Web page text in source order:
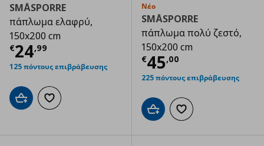
SMÅSPORRE
πάπλωμα ελαφρύ,
150x200 cm
€24,99
Τρέχουσα τιμή € 24,99
125 πόντους επιβράβευσης
Προσθήκη στο καλάθι
Προσθήκη στα αγαπημένα
Νέο
SMÅSPORRE
πάπλωμα πολύ ζεστό,
150x200 cm
€45,00
Τρέχουσα
225 πόντους επιβράβευσης
Προσθήκη στο καλάθι
Προσθήκη στα